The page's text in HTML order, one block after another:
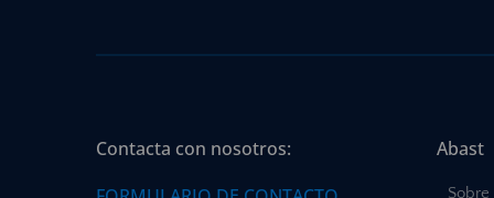
Contacta con nosotros:
Abast